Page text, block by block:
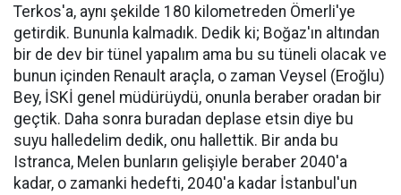
Terkos'a, aynı şekilde 180 kilometreden Ömerli'ye
getirdik. Bununla kalmadık. Dedik ki; Boğaz'ın altından
bir de dev bir tünel yapalım ama bu su tüneli olacak ve
bunun içinden Renault araçla, o zaman Veysel (Eroğlu)
Bey, İSKİ genel müdürüydü, onunla beraber oradan bir
geçtik. Daha sonra buradan deplase etsin diye bu
suyu halledelim dedik, onu hallettik. Bir anda bu
Istranca, Melen bunların gelişiyle beraber 2040'a
kadar, o zamanki hedefti, 2040'a kadar İstanbul'un